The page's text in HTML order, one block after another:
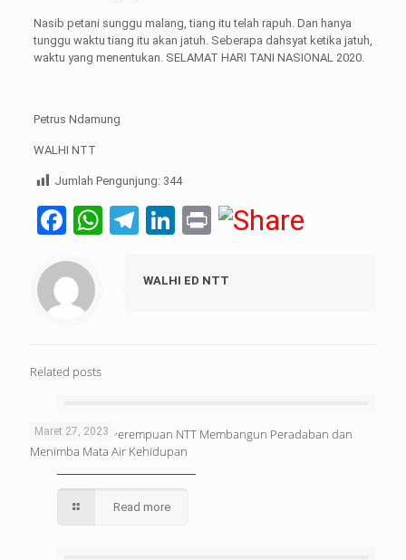
Nasib petani sunggu malang, tiang itu telah rapuh. Dan hanya
tunggu waktu tiang itu akan jatuh. Seberapa dahsyat ketika jatuh,
waktu yang menentukan. SELAMAT HARI TANI NASIONAL 2020.
Petrus Ndamung
WALHI NTT
Jumlah Pengunjung: 344
Facebook
WhatsApp
Telegram
LinkedIn
Print
WALHI ED NTT
Related posts
Maret 27, 2023
Hutan: Tempat Perempuan NTT Membangun Peradaban dan
Menimba Mata Air Kehidupan
Read more